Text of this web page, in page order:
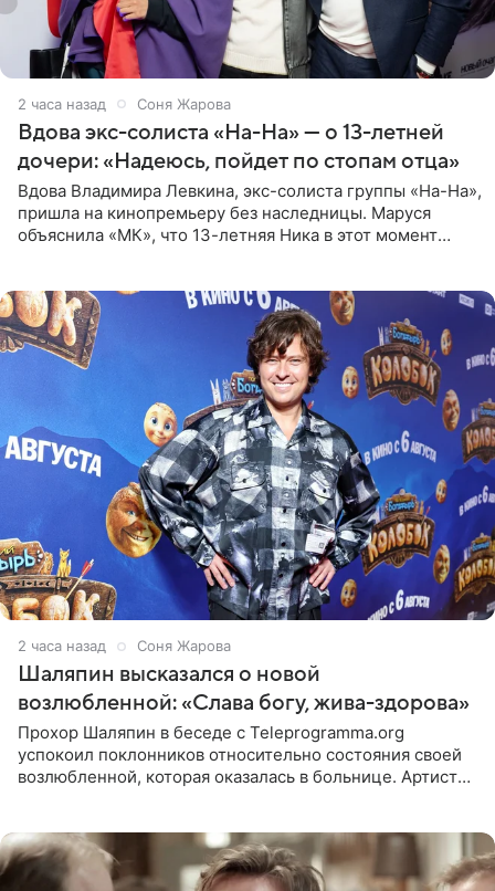
2 часа назад Соня Жарова
Вдова экс-солиста «На-На» — о 13-летней
дочери: «Надеюсь, пойдет по стопам отца»
Вдова Владимира Левкина, экс-солиста группы «На-На»,
пришла на кинопремьеру без наследницы. Маруся
объяснила «МК», что 13-летняя Ника в этот момент
2 часа назад Соня Жарова
Шаляпин высказался о новой
возлюбленной: «Слава богу, жива-здорова»
Прохор Шаляпин в беседе с Teleprogramma.org
успокоил поклонников относительно состояния своей
возлюбленной, которая оказалась в больнице. Артист